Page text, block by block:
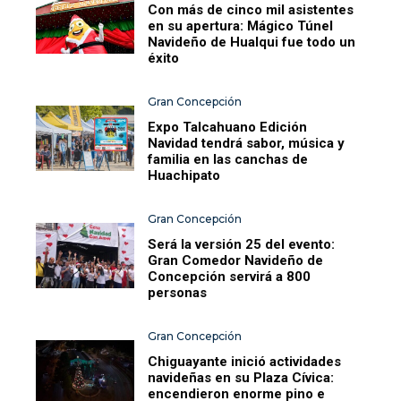
Con más de cinco mil asistentes
en su apertura: Mágico Túnel
Navideño de Hualqui fue todo un
éxito
Gran Concepción
Expo Talcahuano Edición
Navidad tendrá sabor, música y
familia en las canchas de
Huachipato
Gran Concepción
Será la versión 25 del evento:
Gran Comedor Navideño de
Concepción servirá a 800
personas
Gran Concepción
Chiguayante inició actividades
navideñas en su Plaza Cívica:
encendieron enorme pino e